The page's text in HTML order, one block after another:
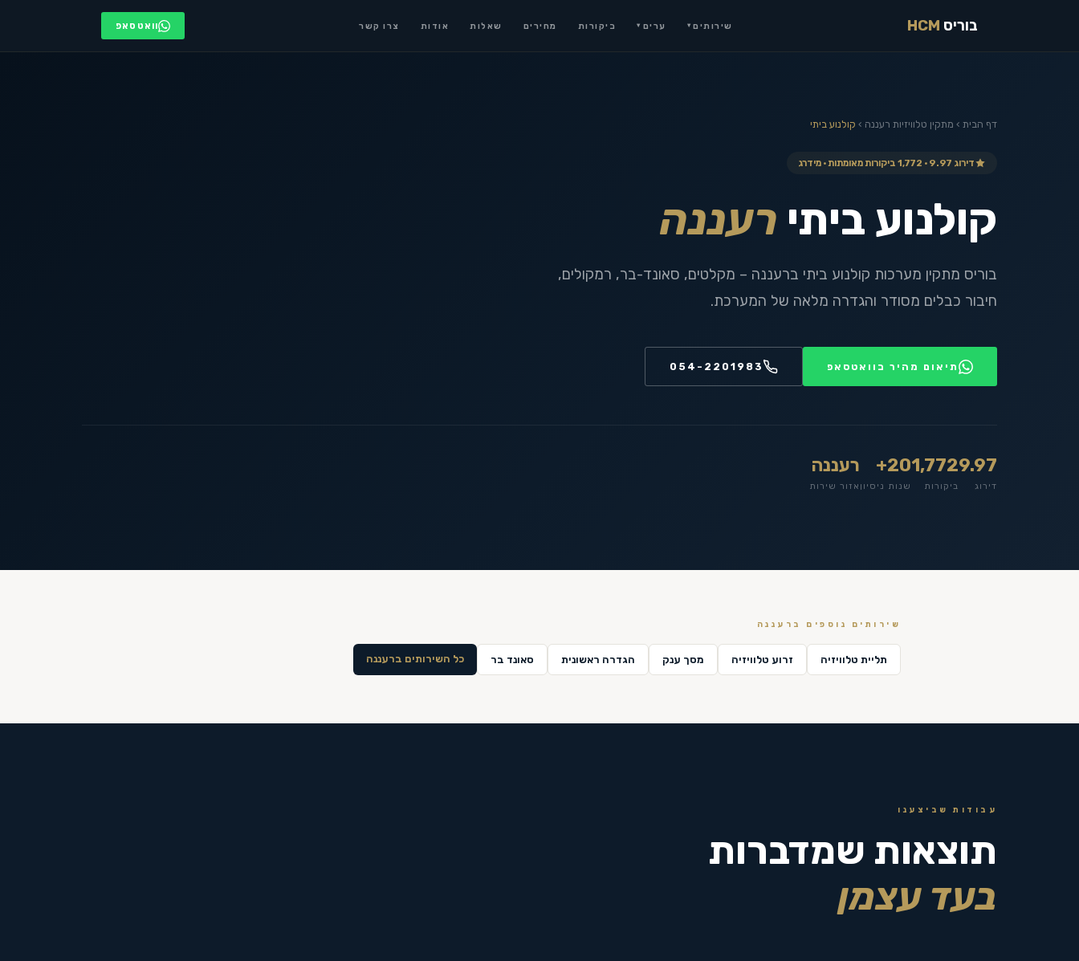
שירותים ▾ ערים ▾ ביקורות מחירים שאלות אודות צרו קשר וואטסאפ בוריס HCM
דף הבית › מתקין טלוויזיות רעננה › קולנוע ביתי
דירוג 9.97 · 1,772 ביקורות מאומתות · מידרג
קולנוע ביתי רעננה
בוריס מתקין מערכות קולנוע ביתי ברעננה – מקלטים, סאונד-בר, רמקולים,
חיבור כבלים מסודר והגדרה מלאה של המערכת.
תיאום מהיר בוואטסאפ 054-2201983
9.97
דירוג
1,772
ביקורות
20+
שנות ניסיון
רעננה
אזור שירות
שירותים נוספים ב רעננה
תליית טלוויזיה זרוע טלוויזיה מסך ענק הגדרה ראשונית סאונד בר כל השירותים ברעננה
עבודות שביצענו
תוצאות שמדברות
בעד עצמן